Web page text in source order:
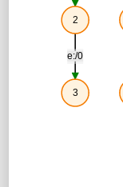
e:/0
2
3